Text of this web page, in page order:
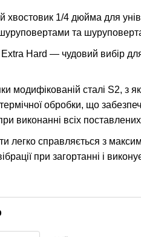
хвостовик 1/4 дюйма для
та
Hard — чудовий вибір
модифікованій сталі S2, з
обробки, що
виконанні всіх
легко справляється з
при загортанні і